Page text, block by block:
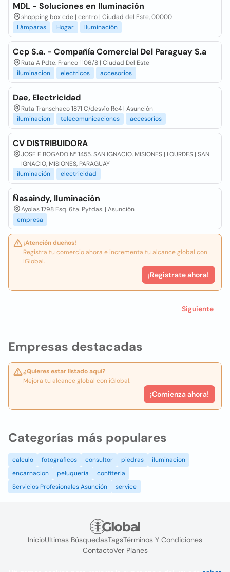
Empresas destacadas
¿Quieres estar listado aquí?
Mejora tu alcance global con iGlobal.
¡Comienza ahora!
MDL - Soluciones en Iluminación
shopping box cde | centro | Ciudad del Este, 00000
Lámparas
Hogar Iluminación
Ccp S.a. - Compañía Comercial Del Paraguay S.a
Ruta A Pdte. Franco 1106/8 | Ciudad Del Este
iluminacion
electricos accesorios
Dae, Electricidad
Ruta Transchaco 1871 C/desvío Rc4 | Asunción
iluminacion
telecomunicaciones accesorios
CV DISTRIBUIDORA
JOSE F. BOGADO Nº 1455. SAN IGNACIO. MISIONES | LOURDES | SAN
IGNACIO, MISIONES, PARAGUAY
iluminación
electricidad
Ñasaindy, Iluminación
Ayolas 1798 Esq. 6ta. Pytdas. | Asunción
empresa
¡Atención dueños!
Registra tu comercio ahora e incrementa tu alcance global con
iGlobal.
¡Registrate ahora!
Siguiente
Categorías más populares
calculo fotograficos consultor piedras
iluminacion
encarnacion
peluqueria
confiteria
Servicios Profesionales Asunción
service
InicioUltimas BúsquedasTagsTérminos Y Condiciones
ContactoVer Planes